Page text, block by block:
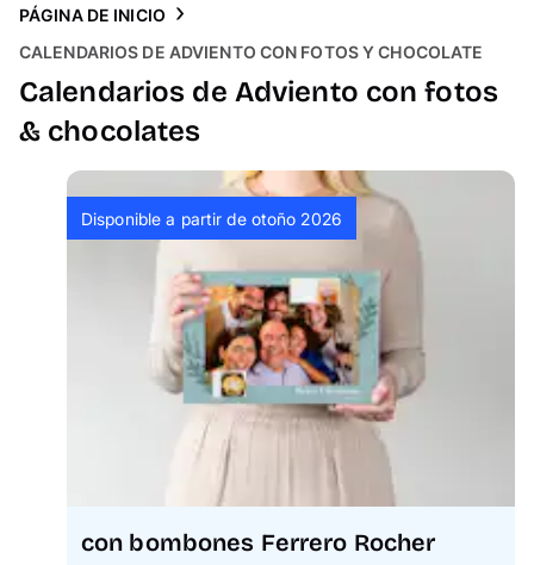
PÁGINA DE INICIO
CALENDARIOS DE ADVIENTO CON FOTOS Y CHOCOLATE
Calendarios de Adviento con fotos
& chocolates
Disponible a partir de otoño 2026
con bombones Ferrero Rocher